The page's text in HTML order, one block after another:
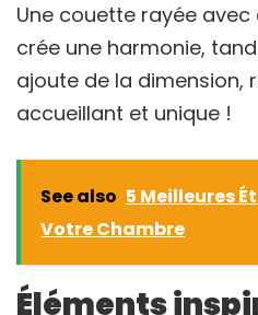
Une couette rayée avec
crée une harmonie,
ajoute de la dimension,
accueillant et unique !
See also 5 Meilleures
Votre Chambre
Éléments